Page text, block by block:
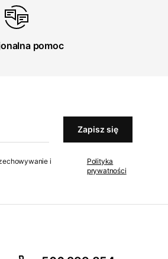
pomoc
Zapisz się
i
Polityka
prywatności